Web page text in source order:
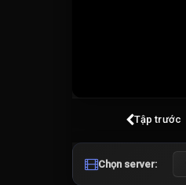
Tập trước
Chọn server: